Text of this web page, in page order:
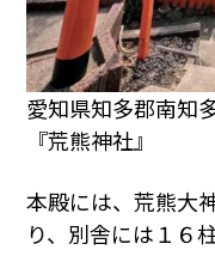
愛知県知多郡南知
『荒熊神社』
本殿には、荒熊大
り、別舎には１６